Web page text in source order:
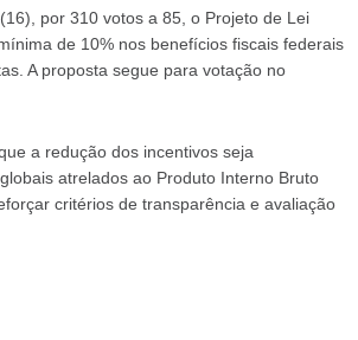
por 310 votos a 85, o Projeto de Lei
de 10% nos benefícios fiscais federais
A proposta segue para votação no
a redução dos incentivos seja
atrelados ao Produto Interno Bruto
critérios de transparência e avaliação